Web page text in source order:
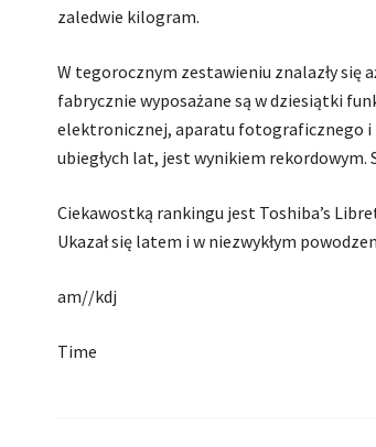
zaledwie kilogram.
W tegorocznym zestawieniu znalazły
fabrycznie wyposażane są w dziesiątki
elektronicznej, aparatu fotograficznego i
ubiegłych lat, jest wynikiem rekordowym.
Ciekawostką rankingu jest Toshiba’s
Ukazał się latem i w niezwykłym
am//kdj
Time